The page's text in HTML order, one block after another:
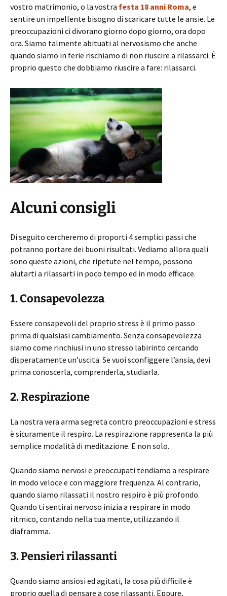
vostro matrimonio, o la vostra festa 18 anni Roma, e
sentire un impellente bisogno di scaricare tutte le ansie. Le
preoccupazioni ci divorano giorno dopo giorno, ora dopo
ora. Siamo talmente abituati al nervosismo che anche
quando siamo in ferie rischiamo di non riuscire a rilassarci. È
proprio questo che dobbiamo riuscire a fare: rilassarci.
Alcuni consigli
Di seguito cercheremo di proporti 4 semplici passi che
potranno portare dei buoni risultati. Vediamo allora quali
sono queste azioni, che ripetute nel tempo, possono
aiutarti a rilassarti in poco tempo ed in modo efficace.
1. Consapevolezza
Essere consapevoli del proprio stress è il primo passo
prima di qualsiasi cambiamento. Senza consapevolezza
siamo come rinchiusi in uno stresso labirinto cercando
disperatamente un’uscita. Se vuoi sconfiggere l’ansia, devi
prima conoscerla, comprenderla, studiarla.
2. Respirazione
La nostra vera arma segreta contro preoccupazioni e stress
è sicuramente il respiro. La respirazione rappresenta la più
semplice modalità di meditazione. E non solo.
Quando siamo nervosi e preoccupati tendiamo a respirare
in modo veloce e con maggiore frequenza. Al contrario,
quando siamo rilassati il nostro respiro è più profondo.
Quando ti sentirai nervoso inizia a respirare in modo
ritmico, contando nella tua mente, utilizzando il
diaframma.
3. Pensieri rilassanti
Quando siamo ansiosi ed agitati, la cosa più difficile è
proprio quella di pensare a cose rilassanti. Eppure,